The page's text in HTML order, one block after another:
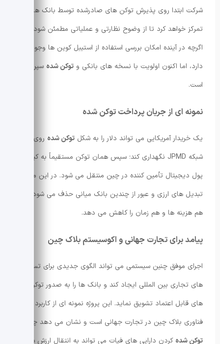
شرکت ابتدا روی پذیرش توکن های صادرشده توسط بانک ها
تمرکز خواهد کرد تا از وضوح نظارتی و عملیاتی مطمئن شود.
اگرچه در آینده امکان بررسی استفاده از استیبل کوین ها وجود
دارد، اما اکنون اولویت با نسخه های بانکی و توکن شده سپرده
است.
نمونه ای از جریان پرداخت توکن شده
یک خریدار آمریکایی می تواند دلار را به شکل توکن شده روی
شبکه JPMD نگهداری کند؛ سپس همان توکن مستقیماً به کیف
پول دیجیتال تأمین کننده در چین منتقل می شود. در این مسیر،
تبدیل های ارزی و عبور از چندین بانک میانی حذف می شود که
هم هزینه ها و هم زمان را کاهش می دهد.
پیامد برای تجارت جهانی و اکوسیستم بلاک چین
اجرای موفق چنین سیستمی می تواند الگوی جدیدی برای تسویه
های تجاری بین المللی ایجاد کند و بانک ها را به صدور توکن
های قابل اعتماد تشویق نماید. این پروژه نمونه ای از کاربرد عملی
فناوری بلاک چین در تجارت جهانی است و نشان می دهد چگونه
توکن شده کردن دارایی های فیات می تواند به انتقال ارزش سریع